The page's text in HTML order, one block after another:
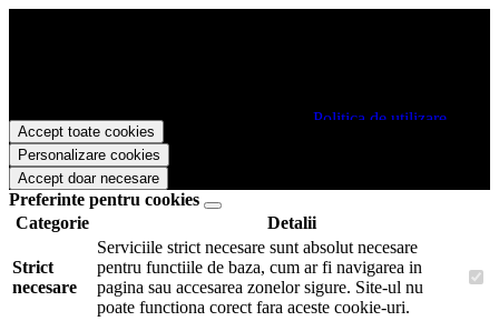
Papetarie.ro este necesar sa fiti de acord cu Politica de utilizare
cookie-uri.
Accept toate cookies
Personalizare cookies
Accept doar necesare
Preferinte pentru cookies
Categorie
Detalii
Strict
necesare
Serviciile strict necesare sunt absolut necesare
pentru functiile de baza, cum ar fi navigarea in
pagina sau accesarea zonelor sigure. Site-ul nu
poate functiona corect fara aceste cookie-uri.